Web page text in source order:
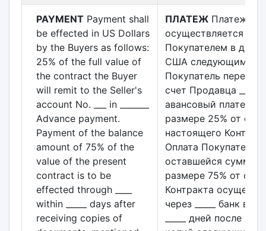
PAYMENTPayment shall
be effected in US Dollars
by the Buyers as follows:
25% of the full value of
the contract the Buyer
will remit to the Seller's
account No. ___ in _______
Advance payment.
Payment of the balance
amount of 75% of the
value of the present
contract is to be
effected through ____
within _____ days after
receiving copies of
ПЛАТЕЖПлатеж
осуществляется
Покупателем в
США следующим
Покупатель
счет Продавца _____
авансовый платеж в
размере 25% от
настоящего
Оплата Покупателем
оставшейся суммы в
размере 75% от
Контракта
через _____ банк в
_____ дней после